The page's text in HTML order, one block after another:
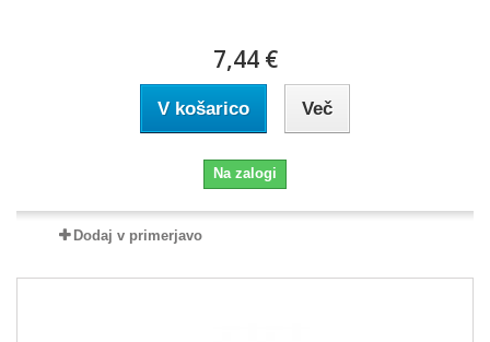
7,44 €
V košarico Več
Na zalogi
Dodaj v primerjavo